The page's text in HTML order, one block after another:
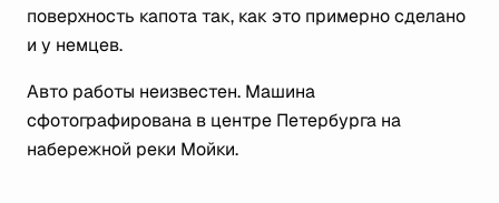
поверхность капота так, как это примерно сделано
и у немцев.
Авто работы неизвестен. Машина
сфотографирована в центре Петербурга на
набережной реки Мойки.